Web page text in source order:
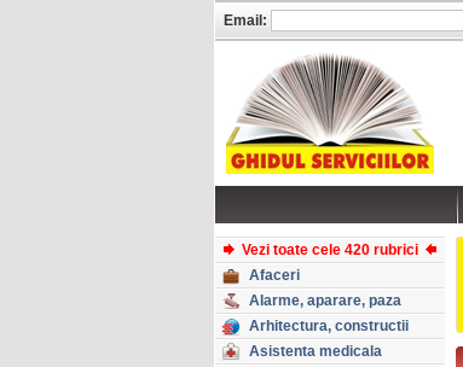
Vezi toate cele 420 rubrici
Afaceri
Alarme, aparare, paza
Arhitectura, constructii
Asistenta medicala
Email: